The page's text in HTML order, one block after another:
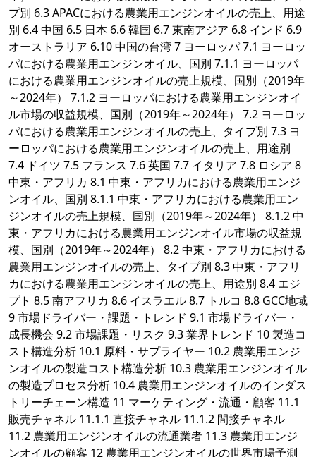
プ別 6.3 APACにおける農業用エンジンオイルの売上、用途
別 6.4 中国 6.5 日本 6.6 韓国 6.7 東南アジア 6.8 インド 6.9
オーストラリア 6.10 中国の台湾 7 ヨーロッパ 7.1 ヨーロッ
パにおける農業用エンジンオイル、国別 7.1.1 ヨーロッパ
における農業用エンジンオイルの売上規模、国別（2019年
～2024年） 7.1.2 ヨーロッパにおける農業用エンジンオイ
ル市場の収益規模、国別（2019年～2024年） 7.2 ヨーロッ
パにおける農業用エンジンオイルの売上、タイプ別 7.3 ヨ
ーロッパにおける農業用エンジンオイルの売上、用途別
7.4 ドイツ 7.5 フランス 7.6 英国 7.7 イタリア 7.8 ロシア 8
中東・アフリカ 8.1 中東・アフリカにおける農業用エンジ
ンオイル、国別 8.1.1 中東・アフリカにおける農業用エン
ジンオイルの売上規模、国別（2019年～2024年） 8.1.2 中
東・アフリカにおける農業用エンジンオイル市場の収益規
模、国別（2019年～2024年） 8.2 中東・アフリカにおける
農業用エンジンオイルの売上、タイプ別 8.3 中東・アフリ
カにおける農業用エンジンオイルの売上、用途別 8.4 エジ
プト 8.5 南アフリカ 8.6 イスラエル 8.7 トルコ 8.8 GCC地域
9 市場ドライバー・課題・トレンド 9.1 市場ドライバー・
成長機会 9.2 市場課題・リスク 9.3 業界トレンド 10 製造コ
スト構造分析 10.1 原料・サプライヤー 10.2 農業用エンジ
ンオイルの製造コスト構造分析 10.3 農業用エンジンオイル
の製造プロセス分析 10.4 農業用エンジンオイルのインダス
トリーチェーン構造 11 マーケティング・流通・顧客 11.1
販売チャネル 11.1.1 直接チャネル 11.1.2 間接チャネル
11.2 農業用エンジンオイルの流通業者 11.3 農業用エンジ
ンオイルの顧客 12 農業用エンジンオイルの世界市場予測